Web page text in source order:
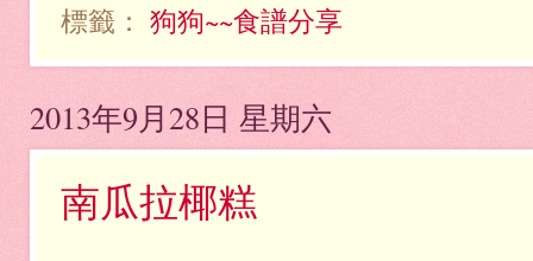
標籤： 狗狗~~食譜分享
2013年9月28日 星期六
南瓜拉椰糕